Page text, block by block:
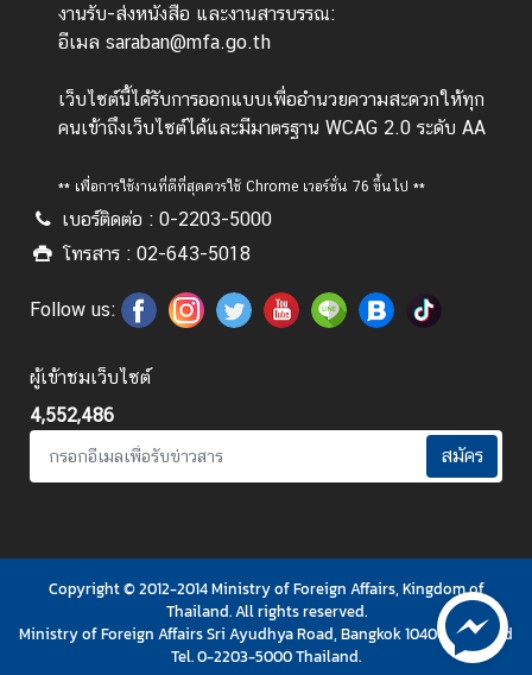
T
a
i
a
d
N
w
ส
ม
ส
ร
ะ
ส
วั
งานรับ-ส่งหนังสือ และงานสารบรรณ:
อีเมล saraban@mfa.go.th
เว็บไซต์นี้ได้รับการออกแบบเพื่ออำนวยความสะดวกให้ทุก
คนเข้าถึงเว็บไซต์ได้และมีมาตรฐาน WCAG 2.0 ระดับ AA
** เพื่อการใช้งานที่ดีที่สุดควรใช้ Chrome เวอร์ชั่น 76 ขึ้นไป **
เบอร์ติดต่อ : 0-2203-5000
โทรสาร : 02-643-5018
Follow us:
ผู้เข้าชมเว็บไซต์
4,552,486
สมัคร
Copyright © 2012-2014 Ministry of Foreign Affairs, Kingdom of
Thailand. All rights reserved.
Ministry of Foreign Affairs Sri Ayudhya Road, Bangkok 10400 Thailand
Tel. 0-2203-5000 Thailand.